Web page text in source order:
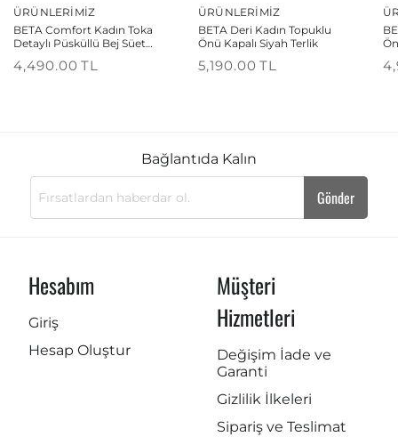
ÜRÜNLERIMIZ
BETA Comfort Kadın Toka
Detaylı Püsküllü Bej Süet
4,490.00 TL
ÜRÜNLERIMIZ
BETA Deri Kadın Topuklu
Önü Kapalı Siyah Terlik
5,190.00 TL
Bağlantıda Kalın
Gönder
Hesabım
Giriş
Hesap Oluştur
Müşteri
Hizmetleri
Değişim İade ve
Garanti
Gizlilik İlkeleri
Sipariş ve Teslimat